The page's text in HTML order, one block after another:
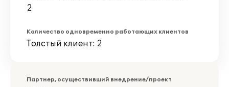
2
Количество одновременно работающих клиентов
Толстый клиент: 2
Партнер, осуществивший внедрение/проект